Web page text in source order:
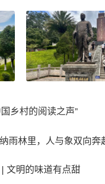
乡村的阅读之声”
雨林里，人与象双向奔
文明的味道有点甜